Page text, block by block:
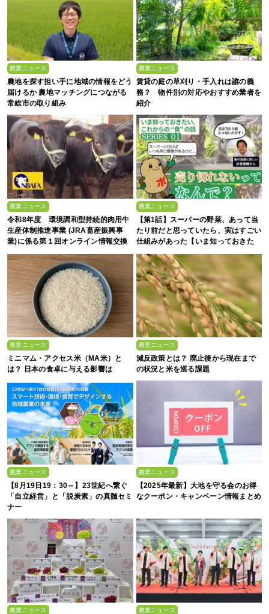
農業ニュース
農地を探す担い手に地域の情報をどう
届けるか 農地マッチングにつながる
常総市の取り組み
農業ニュース
賃貸の庭の草刈り・手入れは誰の義
務？ 物件別の対応やおすすめ業者を
紹介
農業ニュース
令和8年度 環境調和型持続的肉用牛
生産体制推進事業 (JRA畜産振興事
業)に係る第１回オンライン情報交換
会
農業ニュース
【第1話】スーパーの野菜、あって当
たり前だと思っていたら、実はすごい
仕組みがあった【いま知っておきた
い、これからの”食”の話】
農業ニュース
ミニマム・アクセス米（MA米）と
は？ 日本の食卓に与える影響は
農業ニュース
減反政策とは？ 廃止後から現在まで
の状況と米を巡る課題
農業ニュース
【8月19日19：30～】23世紀へ繋ぐ
「自立経営」と「脱炭素」の真髄セミ
ナー
農業ニュース
【2025年最新】大地を守る会のお得
なクーポン・キャンペーン情報まとめ
農業ニュース 農業ニュース